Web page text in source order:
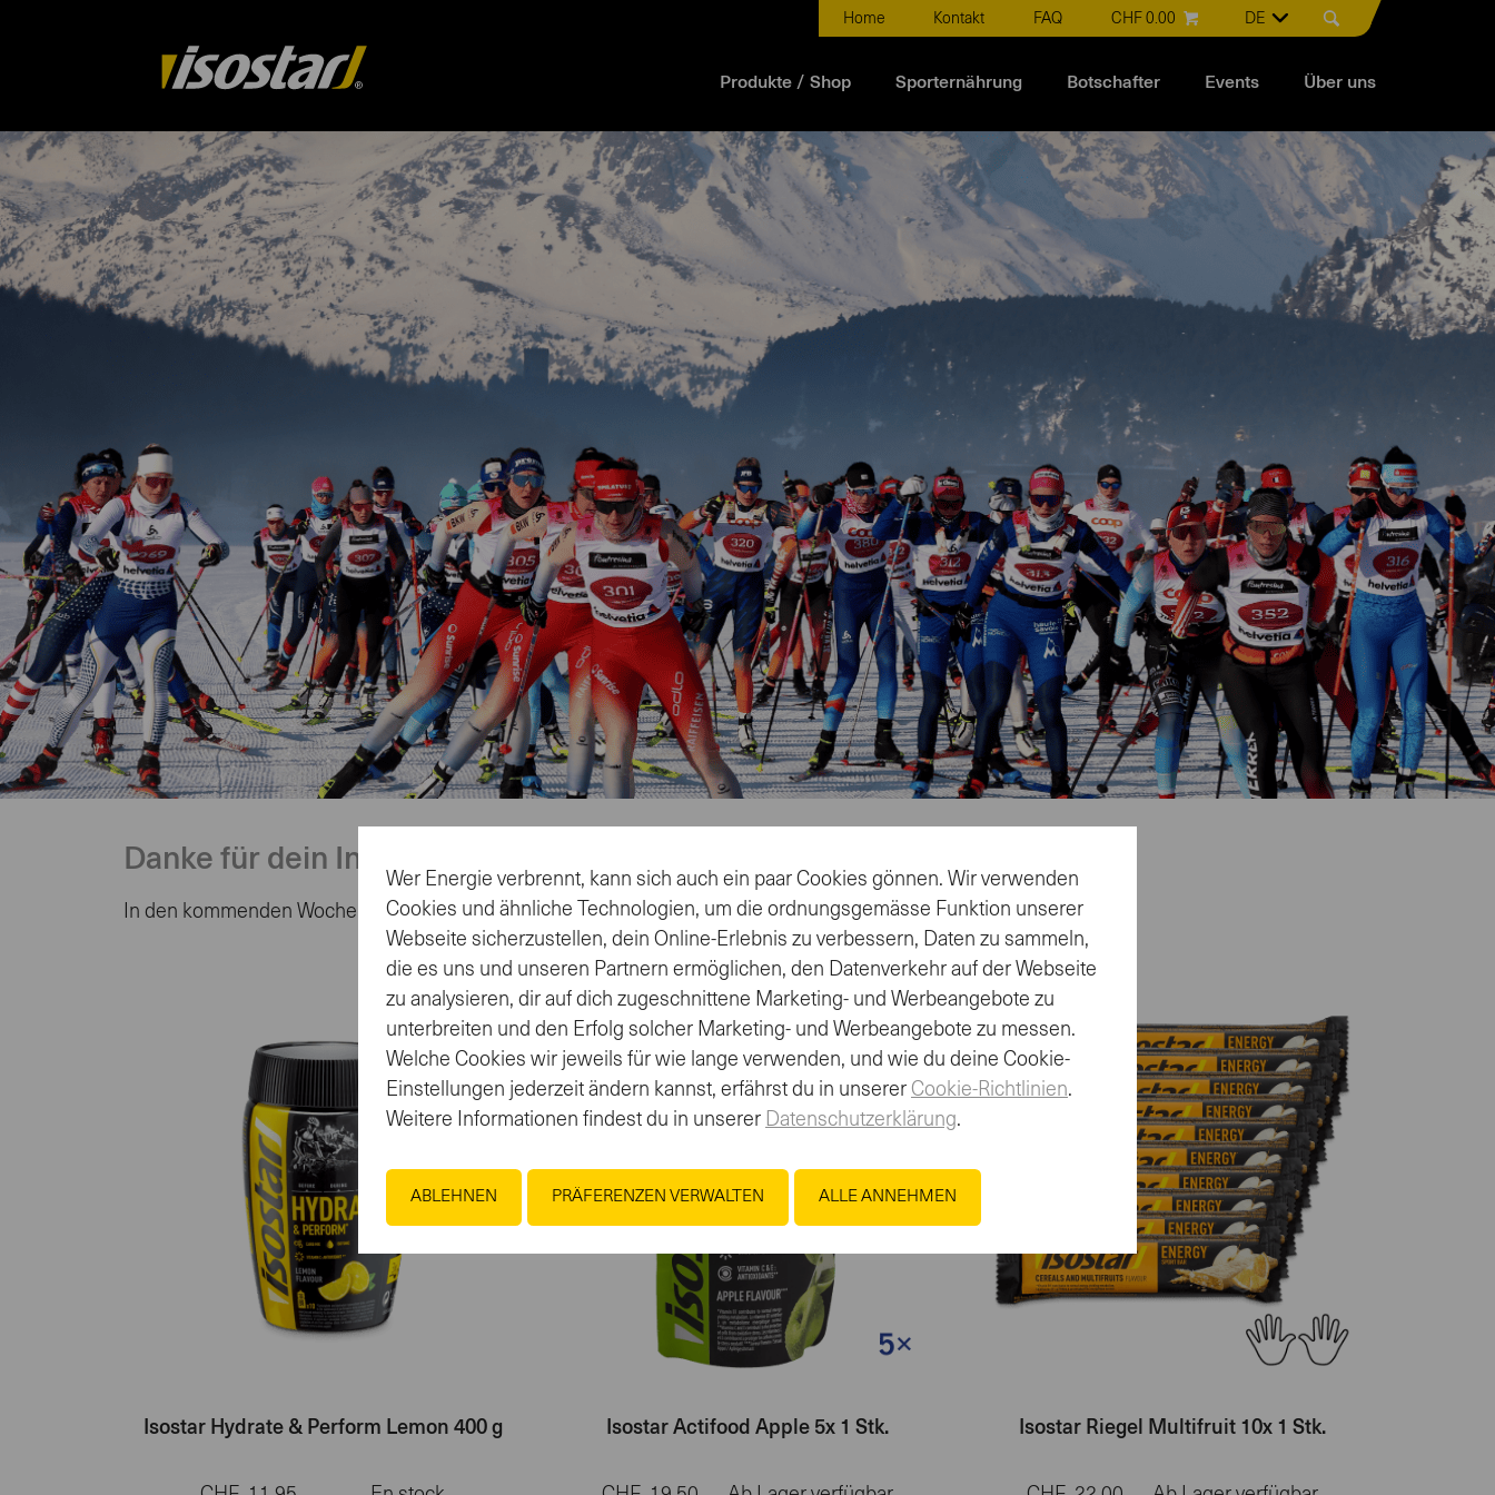
Home Kontakt FAQ CHF 0.00 DE
Produkte / Shop Sporternährung Botschafter Events Über uns
Dankesseite
Langlauf
Danke für dein Interesse
In den kommenden Wochen erhältst du personalisierte Inhalte zur Vorbereitung deiner Langlaufsaison💪🎉
Isostar Hydrate & Perform Lemon 400 g Isostar Actifood Apple 5x 1 Stk. Isostar Riegel Multifruit 10x 1 Stk.
Wer Energie verbrennt, kann sich auch ein paar Cookies gönnen. Wir verwenden
Cookies und ähnliche Technologien, um die ordnungsgemässe Funktion unserer
Webseite sicherzustellen, dein Online-Erlebnis zu verbessern, Daten zu sammeln,
die es uns und unseren Partnern ermöglichen, den Datenverkehr auf der Webseite
zu analysieren, dir auf dich zugeschnittene Marketing- und Werbeangebote zu
unterbreiten und den Erfolg solcher Marketing- und Werbeangebote zu messen.
Welche Cookies wir jeweils für wie lange verwenden, und wie du deine Cookie-
Einstellungen jederzeit ändern kannst, erfährst du in unserer Cookie-Richtlinien.
Weitere Informationen findest du in unserer Datenschutzerklärung.
ABLEHNEN PRÄFERENZEN VERWALTEN ALLE ANNEHMEN